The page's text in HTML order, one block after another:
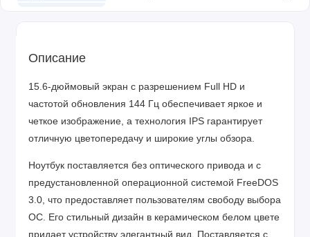
Описание
15.6-дюймовый экран с разрешением Full HD и
частотой обновления 144 Гц обеспечивает яркое и
четкое изображение, а технология IPS гарантирует
отличную цветопередачу и широкие углы обзора.
Ноутбук поставляется без оптического привода и с
предустановленной операционной системой FreeDOS
3.0, что предоставляет пользователям свободу выбора
ОС. Его стильный дизайн в керамическом белом цвете
придает устройству элегантный вид. Поставляется с